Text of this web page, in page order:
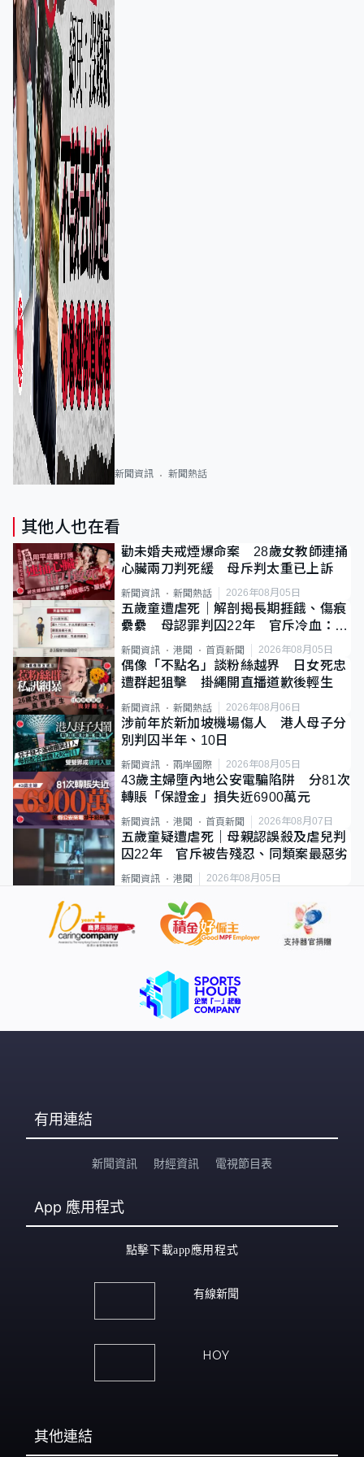
新聞資訊 新聞熱話
其他人也在看
勸未婚夫戒煙爆命案 28歲女教師連捅
心臟兩刀判死緩 母斥判太重已上訴
新聞資訊 新聞熱話 2026年08月05日
五歲童遭虐死｜解剖揭長期捱餓、傷痕
纍纍 母認罪判囚22年 官斥冷血：同
類案最惡劣
新聞資訊 港聞 首頁新聞 2026年08月05日
偶像「不點名」談粉絲越界 日女死忠
遭群起狙擊 掛繩開直播道歉後輕生
新聞資訊 新聞熱話 2026年08月06日
涉前年於新加坡機場傷人 港人母子分
別判囚半年、10日
新聞資訊 兩岸國際 2026年08月05日
43歲主婦墮內地公安電騙陷阱 分81次
轉賬「保證金」損失近6900萬元
新聞資訊 港聞 首頁新聞 2026年08月07日
五歲童疑遭虐死｜母親認誤殺及虐兒判
囚22年 官斥被告殘忍、同類案最惡劣
新聞資訊 港聞 2026年08月05日
有用連結
新聞資訊 財經資訊 電視節目表
App 應用程式
點擊下載app應用程式
有線新聞
HOY
其他連結